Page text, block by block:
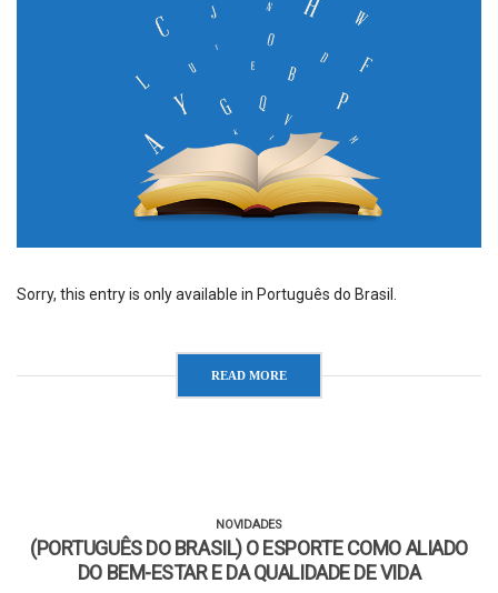
Sorry, this entry is only available in Português do Brasil.
READ MORE
NOVIDADES
(PORTUGUÊS DO BRASIL) O ESPORTE COMO ALIADO
DO BEM-ESTAR E DA QUALIDADE DE VIDA